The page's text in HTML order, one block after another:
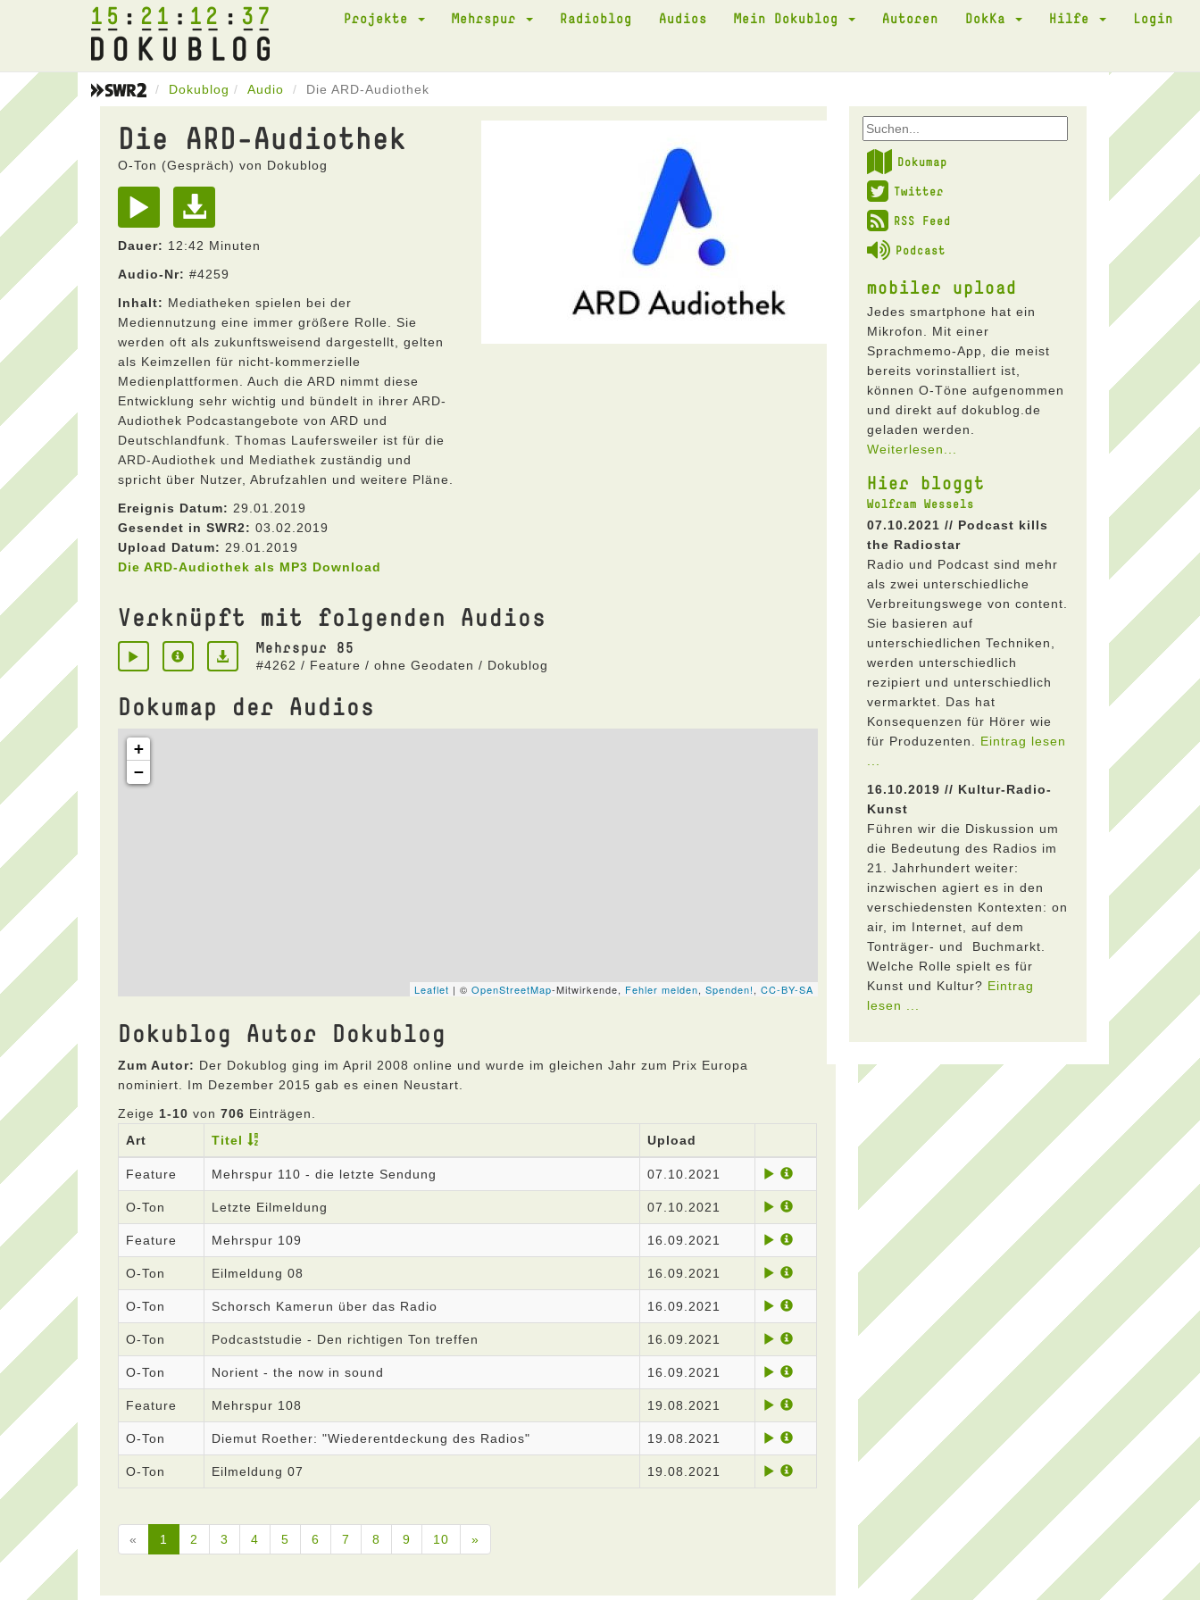
15 21 12 37 Projekte Mehrspur Radioblog Audios Mein Dokublog Autoren DokKa Hilfe Login
Dokublog Audio Die ARD-Audiothek
Die ARD-Audiothek
O-Ton (Gespräch) von Dokublog
Dauer: 12:42 Minuten
Audio-Nr: #4259
Inhalt: Mediatheken spielen bei der
Mediennutzung eine immer größere Rolle. Sie
werden oft als zukunftsweisend dargestellt, gelten
als Keimzellen für nicht-kommerzielle
Medienplattformen. Auch die ARD nimmt diese
Entwicklung sehr wichtig und bündelt in ihrer ARD-
Audiothek Podcastangebote von ARD und
Deutschlandfunk. Thomas Laufersweiler ist für die
ARD-Audiothek und Mediathek zuständig und
spricht über Nutzer, Abrufzahlen und weitere Pläne.
Ereignis Datum: 29.01.2019
Gesendet in SWR2: 03.02.2019
Upload Datum: 29.01.2019
Die ARD-Audiothek als MP3 Download
Verknüpft mit folgenden Audios
Mehrspur 85
#4262 / Feature / ohne Geodaten / Dokublog
Dokumap der Audios
Dokublog Autor Dokublog
Zum Autor: Der Dokublog ging im April 2008 online und wurde im gleichen Jahr zum Prix Europa
nominiert. Im Dezember 2015 gab es einen Neustart.
Zeige 1-10 von 706 Einträgen.
Art
Titel Upload
Feature Mehrspur 110 - die letzte Sendung 07.10.2021
O-Ton Letzte Eilmeldung 07.10.2021
Feature Mehrspur 109 16.09.2021
O-Ton Eilmeldung 08 16.09.2021
O-Ton Schorsch Kamerun über das Radio 16.09.2021
O-Ton Podcaststudie - Den richtigen Ton treffen 16.09.2021
O-Ton Norient - the now in sound 16.09.2021
Feature Mehrspur 108 19.08.2021
O-Ton Diemut Roether: "Wiederentdeckung des Radios" 19.08.2021
O-Ton Eilmeldung 07 19.08.2021
« 1 2 3 4 5 6 7 8 9 10 »
Dokumap
Twitter
RSS Feed
Podcast
mobiler upload
Jedes smartphone hat ein
Mikrofon. Mit einer
Sprachmemo-App, die meist
bereits vorinstalliert ist,
können O-Töne aufgenommen
und direkt auf dokublog.de
geladen werden.
Weiterlesen...
Hier bloggt
Wolfram Wessels
07.10.2021 // Podcast kills
the Radiostar
Radio und Podcast sind mehr
als zwei unterschiedliche
Verbreitungswege von content.
Sie basieren auf
unterschiedlichen Techniken,
werden unterschiedlich
rezipiert und unterschiedlich
vermarktet. Das hat
Konsequenzen für Hörer wie
für Produzenten. Eintrag lesen
16.10.2019 // Kultur-Radio-
Kunst
Führen wir die Diskussion um
die Bedeutung des Radios im
21. Jahrhundert weiter:
inzwischen agiert es in den
verschiedensten Kontexten: on
air, im Internet, auf dem
Tonträger- und Buchmarkt.
Welche Rolle spielt es für
Kunst und Kultur? Eintrag
lesen ...